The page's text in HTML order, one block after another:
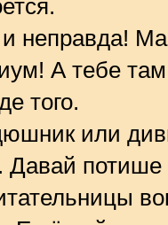
неправда!
А тебе
того.
или
Давай